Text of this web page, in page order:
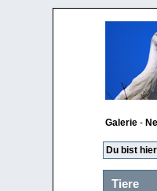
Galerie -
Du bist
Tiere